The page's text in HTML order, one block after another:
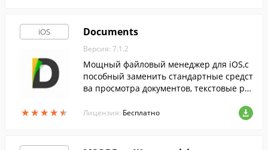
iOS
★★★★★
★★★★★
Documents
Версия: 7.1.2
Мощный файловый менеджер для iOS,с
пособный заменить стандартные средст
ва просмотра документов, текстовые ре
й .
Лицензия: Бесплатно